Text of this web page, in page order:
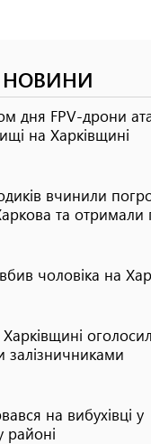
НОВИНИ
дня FPV-дрони
на Харківщині
вчинили
та отримали
чоловіка на
залізничниками
на вибухівці у
районі